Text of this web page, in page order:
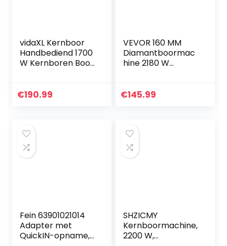
vidaXL Kernboor
Handbediend 1700
W Kernboren Boor
Handboor
€190.99
VEVOR 160 MM
Diamantboormac
hine 2180 W
Droog Handheld
€145.99
Fein 63901021014
Adapter met
QuickIN-opname,
SHZICMY
Kernboormachine,
2200 W,